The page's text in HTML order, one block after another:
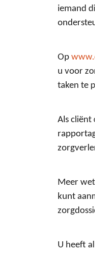
iemand
Op
u voor
taken te
Als cliënt
Meer
kunt
U heeft